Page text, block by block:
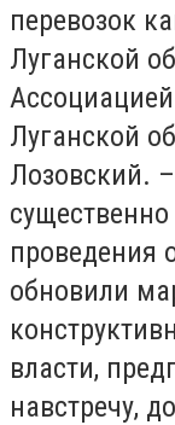
перевозок
Луганской
Луганской
Лозовский.
проведения
обновили
власти,
навстречу,